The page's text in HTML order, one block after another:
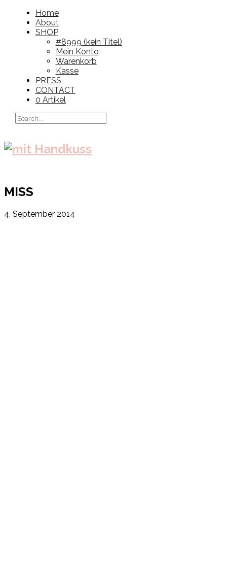
Home
About
SHOP
#8999 (kein Titel)
Mein Konto
Warenkorb
Kasse
PRESS
CONTACT
0 Artikel
MISS
4. September 2014